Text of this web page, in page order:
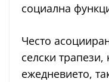
социална
Често
селски трапези,
ежедневието,